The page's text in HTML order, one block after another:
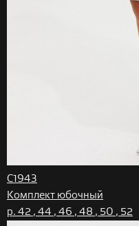
C1943
Комплект юбочный
р. 42 , 44 , 46 , 48 , 50 , 52